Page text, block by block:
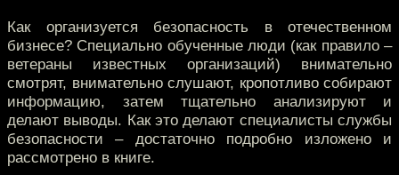
Как организуется безопасность в отечественном
бизнесе? Специально обученные люди (как правило –
ветераны известных организаций) внимательно
смотрят, внимательно слушают, кропотливо собирают
информацию, затем тщательно анализируют и
делают выводы. Как это делают специалисты службы
безопасности – достаточно подробно изложено и
рассмотрено в книге.